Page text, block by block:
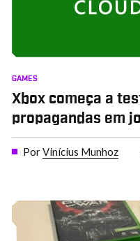
GAMES
Xbox começa a
propagandas em
PorVinícius Munhoz